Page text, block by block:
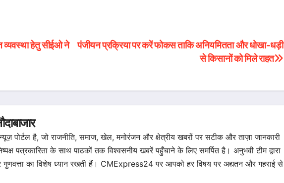
पंजीयन प्रक्रिया पर करें फोकस ताकि अनियमितता और धोखा-धड़ी
से किसानों को मिले राहत
हेतु सीईओ ने
पोर्टल है, जो राजनीति, समाज, खेल, मनोरंजन और क्षेत्रीय खबरों पर सटीक और ताज़ा जानकारी
पत्रकारिता के साथ पाठकों तक विश्वसनीय खबरें पहुँचाने के लिए समर्पित है। अनुभवी टीम द्वारा
का विशेष ध्यान रखती हैं। CMExpress24 पर आपको हर विषय पर अद्यतन और गहराई से